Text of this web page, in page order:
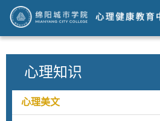
心理知识
心理美文